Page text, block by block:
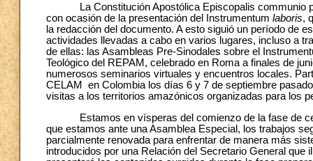
La Constitución Apostólica Episcopalis communio
con ocasión de la presentación del Instrumentum laboris,
la redacción del documento. A esto siguió un período de
actividades llevadas a cabo en varios lugares, incluso a
de ellas: las Asambleas Pre-Sinodales sobre el
Teológico del REPAM, celebrado en Roma a finales de
numerosos seminarios virtuales y encuentros locales.
CELAM en Colombia los días 6 y 7 de septiembre
visitas a los territorios amazónicos organizadas para los
Estamos en vísperas del comienzo de la fase de
que estamos ante una Asamblea Especial, los trabajos
parcialmente renovada para enfrentar de manera más
introducidos por una Relación del Secretario General